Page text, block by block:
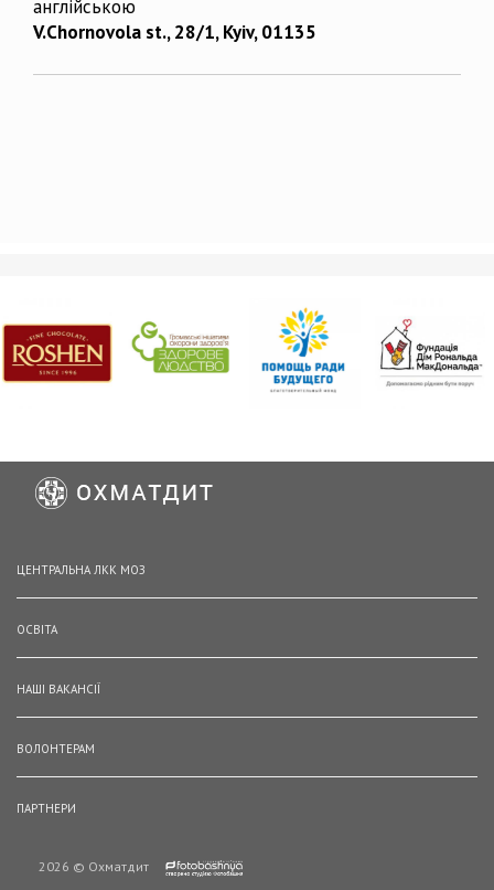
англійською
V.Chornovola st., 28/1, Kyiv, 01135
ЦЕНТРАЛЬНА ЛКК МОЗ
ОСВІТА
НАШІ ВАКАНСІЇ
ВОЛОНТЕРАМ
ПАРТНЕРИ
2026 © Охматдит